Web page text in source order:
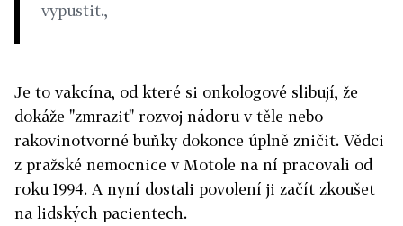
vypustit.,
Je to vakcína, od které si onkologové slibují, že
dokáže "zmrazit" rozvoj nádoru v těle nebo
rakovinotvorné buňky dokonce úplně zničit. Vědci
z pražské nemocnice v Motole na ní pracovali od
roku 1994. A nyní dostali povolení ji začít zkoušet
na lidských pacientech.